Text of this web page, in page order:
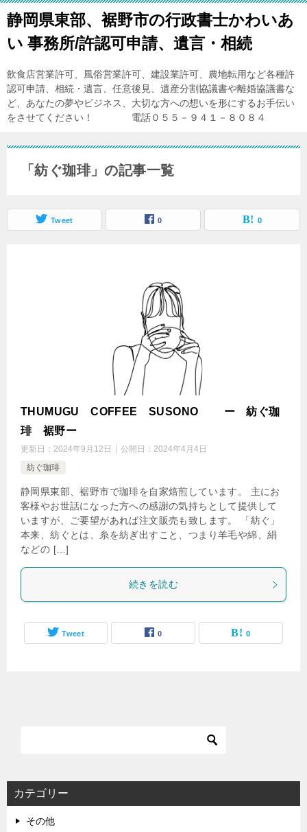
静岡県東部、裾野市の行政書士かわいあ
い 事務所/許認可申請、遺言・相続
飲食店営業許可、風俗営業許可、建設業許可、農地転用など各種許
認可申請、相続・遺言、任意後見、遺産分割協議書や離婚協議書な
ど、あなたの夢やビジネス、大切な方への想いを形にするお手伝い
をさせてください！ 電話０５５－９４１－８０８４
「紡ぐ珈琲」の記事一覧
Tweet 0 0
THUMUGU COFFEE SUSONO ー 紡ぐ珈
琲 裾野ー
更新日： 2024年9月12日 公開日： 2024年4月4日
紡ぐ珈琲
静岡県東部、裾野市で珈琲を自家焙煎しています。 主にお
客様やお世話になった方への感謝の気持ちとして提供して
いますが、ご要望があれば注文販売も致します。 「紡ぐ」
本来、紡ぐとは、糸を紡ぎ出すこと、つまり羊毛や綿、絹
などの […]
続きを読む
Tweet 0 0
カテゴリー
その他